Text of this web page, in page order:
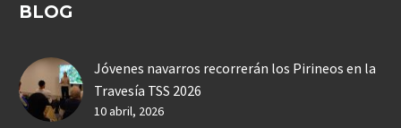
BLOG
Jóvenes navarros recorrerán los Pirineos en la
Travesía TSS 2026
10 abril, 2026